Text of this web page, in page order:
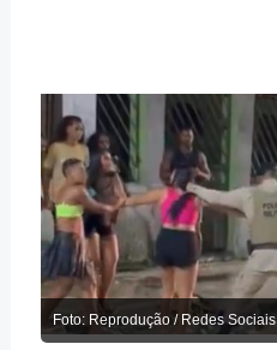
Foto: Reprodução / Redes Sociais